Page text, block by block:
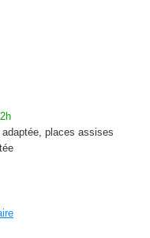
places assises